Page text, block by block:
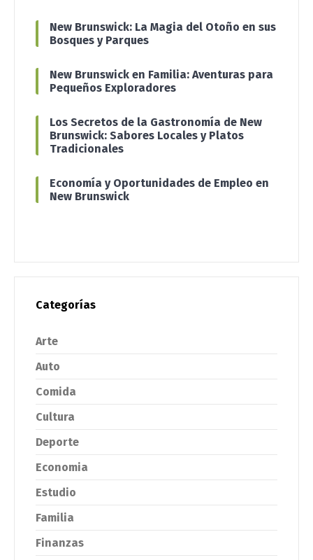
New Brunswick: La Magia del Otoño en sus
Bosques y Parques
New Brunswick en Familia: Aventuras para
Pequeños Exploradores
Los Secretos de la Gastronomía de New
Brunswick: Sabores Locales y Platos
Tradicionales
Economía y Oportunidades de Empleo en
New Brunswick
Categorías
Arte
Auto
Comida
Cultura
Deporte
Economia
Estudio
Familia
Finanzas